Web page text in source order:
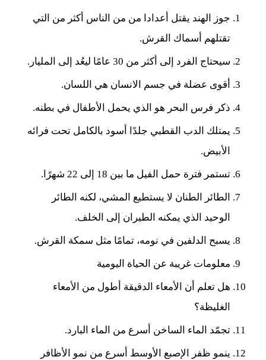
جوز الهند يقتل أعدادا من من الناس أكثر من التي
تقتلهم أسماك القرش.
سيحتاج الفرد إلى أكثر من 30 عامًا ليعُد إلى المليار.
أقوى عضلة في جسم الانسان هي اللسان.
ذكر فرس البحر هو الذي يحمل الأطفال في بطنه.
يمتلك الدب القطبي جلدًا أسود بالكامل تحت فرائه
الأبيض.
تستمر فترة حمل الفيل ما بين 18 إلى 22 شهرًا.
الطائر الطنان لا يستطيع المشي، لكنه الطائر
الوحيد الذي يمكنه الطيران إلى الخلف.
يسبح الدلفين في نومه، تمامًا مثل سمكة القرش.
معلومات غريبة عن الحياة اليومية
هل تعلم أن الأمعاء الدقيقة أطول من الأمعاء
الغليظة؟
تجمّد الماء الساخن أسرع من الماء البارد.
ينمو ظفر الإصبع الأوسط أسرع من نمو الأظافر